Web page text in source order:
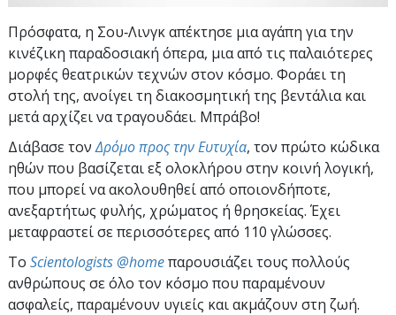
Πρόσφατα, η Σου‑Λινγκ απέκτησε μια αγάπη για την
κινέζικη παραδοσιακή όπερα, μια από τις παλαιότερες
μορφές θεατρικών τεχνών στον κόσμο. Φοράει τη
στολή της, ανοίγει τη διακοσμητική της βεντάλια και
μετά αρχίζει να τραγουδάει. Μπράβο!
Διάβασε τονΔρόμο προς την Ευτυχία, τον πρώτο κώδικα
ηθών που βασίζεται εξ ολοκλήρου στην κοινή λογική,
που μπορεί να ακολουθηθεί από οποιονδήποτε,
ανεξαρτήτως φυλής, χρώματος ή θρησκείας. Έχει
μεταφραστεί σε περισσότερες από 110 γλώσσες.
To Scientologists @homeπαρουσιάζει τους πολλούς
ανθρώπους σε όλο τον κόσμο που παραμένουν
ασφαλείς, παραμένουν υγιείς και ακμάζουν στη ζωή.